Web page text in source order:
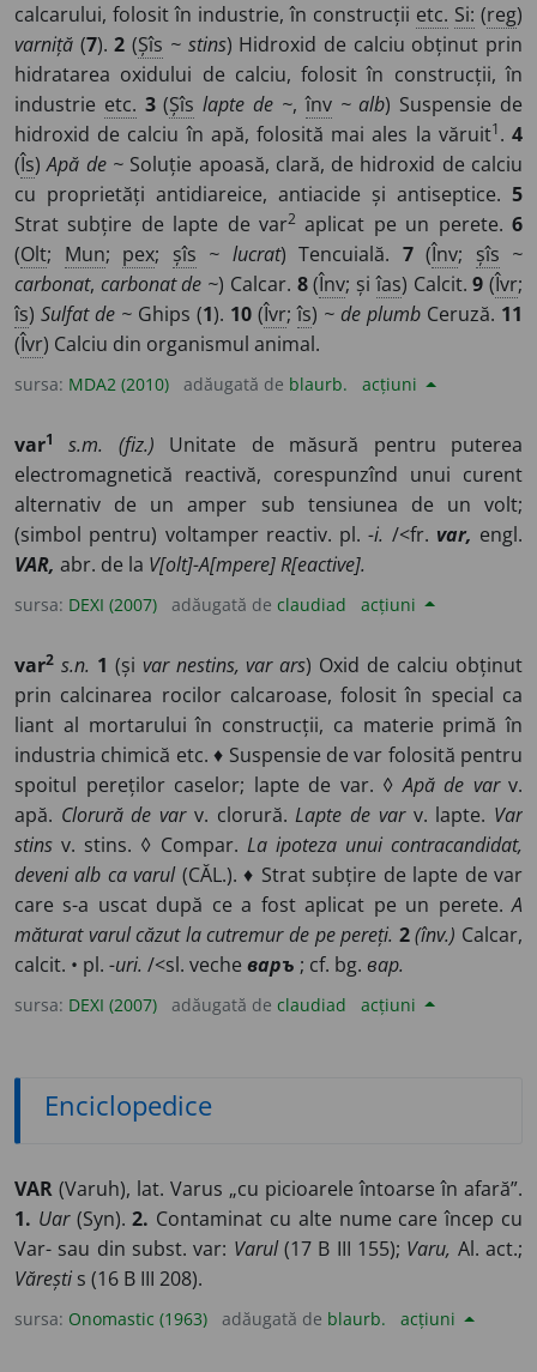
calcarului, folosit în industrie, în construcții etc. Si: (reg)
varniță (7).2 (Șîs ~ stins) Hidroxid de calciu obținut prin
hidratarea oxidului de calciu, folosit în construcții, în
industrie etc. 3(Șîs lapte de ~, înv ~ alb) Suspensie de
hidroxid de calciu în apă, folosită mai ales la văruit1.4
(Îs)Apă de ~Soluție apoasă, clară, de hidroxid de calciu
cu proprietăți antidiareice, antiacide și antiseptice. 5
Strat subțire de lapte de var2 aplicat pe un perete. 6
(Olt; Mun; pex; șîs ~ lucrat) Tencuială. 7(Înv; șîs ~
carbonat, carbonat de ~) Calcar. 8(Înv; șiîas) Calcit.9 (Îvr;
îs) Sulfat de ~ Ghips (1). 10 (Îvr;îs) ~ de plumb Ceruză. 11
(Îvr) Calciu din organismul animal.
sursa: MDA2 (2010) adăugată de blaurb. acțiuni
var1 s.m. (fiz.) Unitate de măsură pentru puterea
electromagnetică reactivă, corespunzînd unui curent
alternativ de un amper sub tensiunea de un volt;
(simbol pentru) voltamper reactiv. pl.-i. /<fr. var, engl.
VAR, abr. de la V[olt]-A[mpere] R[eactive].
sursa: DEXI (2007) adăugată de claudiad acțiuni
var2 s.n. 1 (și var nestins, var ars) Oxid de calciu obținut
prin calcinarea rocilor calcaroase, folosit în special ca
liant al mortarului în construcții, ca materie primă în
industria chimică etc. ♦ Suspensie de var folosită pentru
spoitul pereților caselor; lapte de var. ◊Apă de varv.
apă. Clorură de varv. clorură.Lapte de varv. lapte. Var
stins v. stins. ◊ Compar. La ipoteza unui contracandidat,
deveni alb ca varul(CĂL.). ♦ Strat subțire de lapte de var
care s-a uscat după ce a fost aplicat pe un perete.A
măturat varul căzut la cutremur de pe pereți. 2 (înv.) Calcar,
calcit. • pl. -uri. /<sl. veche варъ ; cf. bg. вар.
sursa: DEXI (2007) adăugată de claudiad acțiuni
Enciclopedice
VAR (Varuh), lat. Varus „cu picioarele întoarse în afară”.
1. Uar(Syn).2. Contaminat cu alte nume care încep cu
Var- sau din subst. var: Varul(17 B III 155); Varu, Al. act.;
Vărești s (16 B III 208).
sursa: Onomastic (1963) adăugată de blaurb. acțiuni